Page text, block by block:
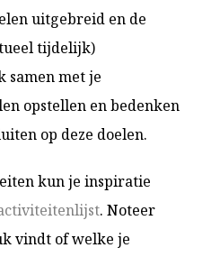
uitgebreid en de
tijdelijk)
samen met je
opstellen en bedenken
op deze doelen.
kun je inspiratie
. Noteer
vindt of welke je